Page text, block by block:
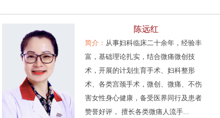
陈远红
简介： 从事妇科临床二十余年，经验丰
富，基础理论扎实，结合微痛微创技
术，开展的计划生育手术、妇科整形
术、各类宫颈手术，微创、微痛、不伤
害女性身心健康，备受医界同行及患者
赞誉好评， 擅长各类微痛人流手...